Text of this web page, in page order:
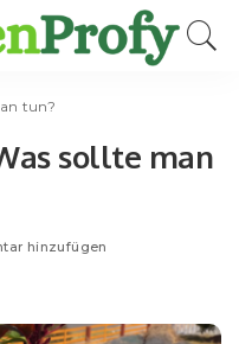
tun?
sollte man
hinzufügen